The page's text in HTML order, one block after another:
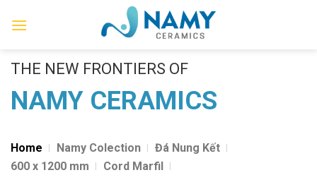
THE NEW FRONTIERS OF
NAMY CERAMICS
Home Namy Colection
Đá Nung Kết
600 x 1200 mm
Cord Marfil